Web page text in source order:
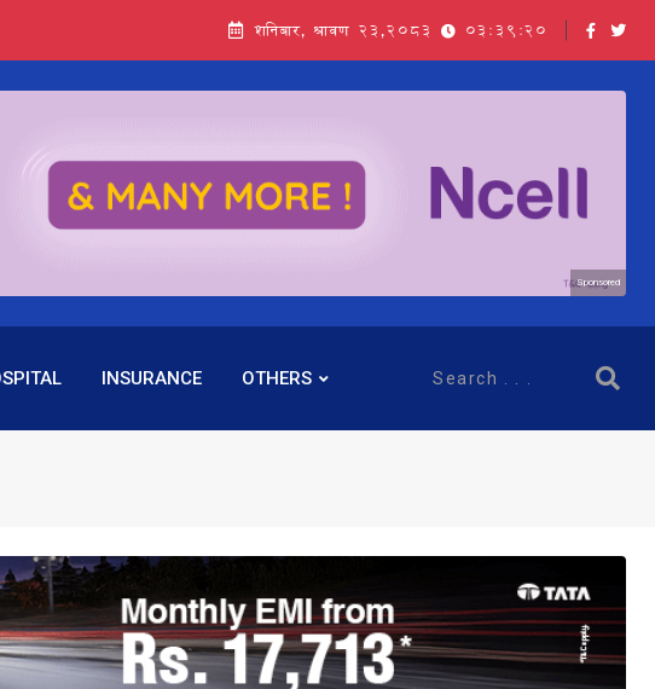
शनिबार, श्रावण २३,२०८३ 03:39:21
Sponsored
INSURANCE OTHERS